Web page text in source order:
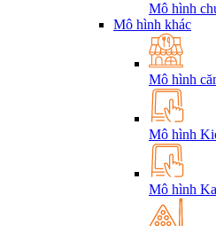
Mô hình
Mô hình khác
Mô hình
Mô hình
Mô hình